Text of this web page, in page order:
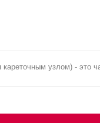
кареточным узлом) - это